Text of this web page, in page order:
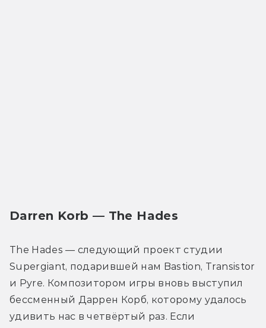
Darren Korb — The Hades
The Hades — следующий проект студии
Supergiant, подарившей нам Bastion, Transistor
и Pyre. Композитором игры вновь выступил
бессменный Даррен Корб, которому удалось
удивить нас в четвёртый раз. Если